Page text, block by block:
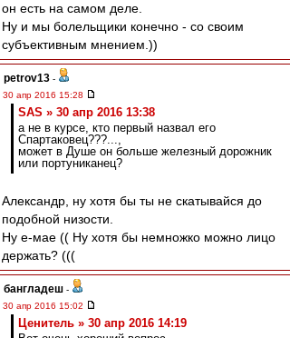
он есть на самом деле.
Ну и мы болельщики конечно - со своим
субъективным мнением.))
petrov13 -
30 апр 2016 15:28
SAS » 30 апр 2016 13:38
а не в курсе, кто первый назвал его
Спартаковец???...,
может в Душе он больше железный дорожник
или портуниканец?
Александр, ну хотя бы ты не скатывайся до
подобной низости.
Ну е-мае (( Ну хотя бы немножко можно лицо
держать? (((
бангладеш -
30 апр 2016 15:02
Ценитель » 30 апр 2016 14:19